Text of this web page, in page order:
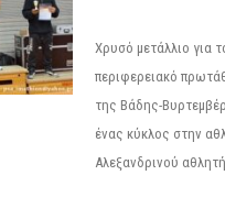
Χρυσό μετάλλιο για
περιφερειακό
της Βάδης-
ένας κύκλος στην
Αλεξανδρινού